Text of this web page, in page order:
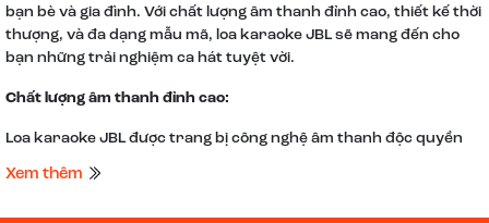
bạn bè và gia đình. Với chất lượng âm thanh đỉnh cao, thiết kế thời
thượng, và đa dạng mẫu mã, loa karaoke JBL sẽ mang đến cho
bạn những trải nghiệm ca hát tuyệt vời.
Chất lượng âm thanh đỉnh cao:
Loa karaoke JBL được trang bị công nghệ âm thanh độc quyền
rộng, chi tiết, và âm bass mạnh mẽ. Bạn sẽ có thể thể hiện giọng
Xem thêm